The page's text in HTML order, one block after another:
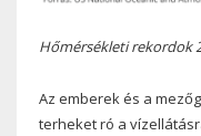
Hőmérsékleti rekordok
Az emberek és a
terheket ró a